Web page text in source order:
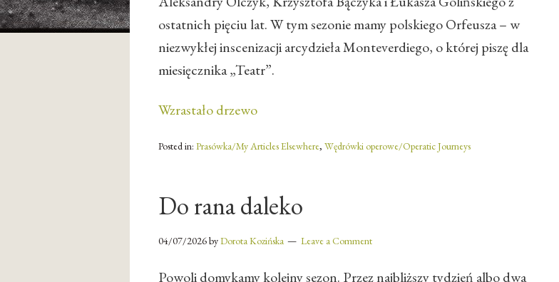
ostatnich pięciu lat. W tym sezonie mamy polskiego Orfeusza – w
niezwykłej inscenizacji arcydzieła Monteverdiego, o której piszę dla
miesięcznika „Teatr”.
Wzrastało drzewo
Posted in: Prasówka/My Articles Elsewhere, Wędrówki operowe/Operatic Journeys
Do rana daleko
04/07/2026byDorota Kozińska Leave a Comment
Powoli domykamy kolejny sezon. Przez najbliższy tydzień albo dwa